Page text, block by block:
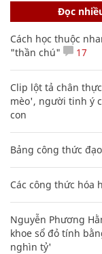
Đọc
Cách học thuộc
"thần chú"
17
Clip lột tả chân
mèo', người tinh ý
con
Bảng công thức
Các công thức hóa
Nguyễn Phương
khoe sổ đỏ tính
nghìn tỷ'